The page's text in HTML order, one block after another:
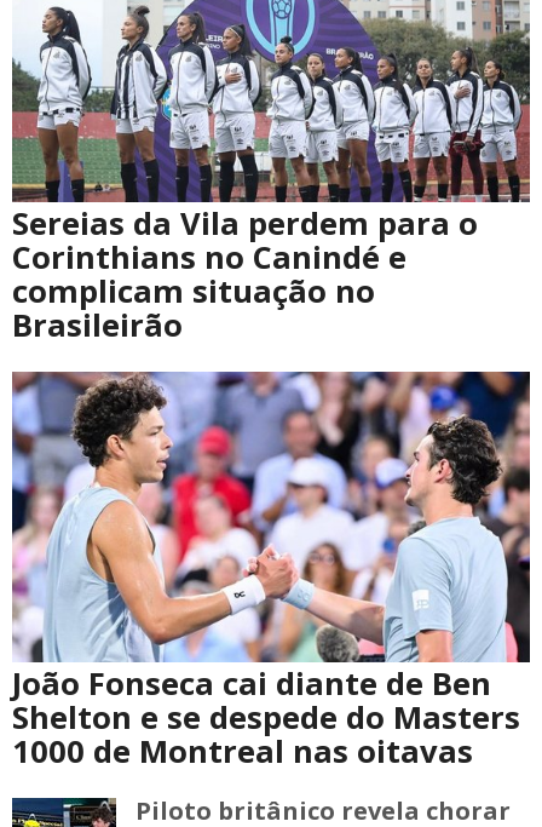
Sereias da Vila perdem para o
Corinthians no Canindé e
complicam situação no
Brasileirão
João Fonseca cai diante de Ben
Shelton e se despede do Masters
1000 de Montreal nas oitavas
Piloto britânico revela chorar